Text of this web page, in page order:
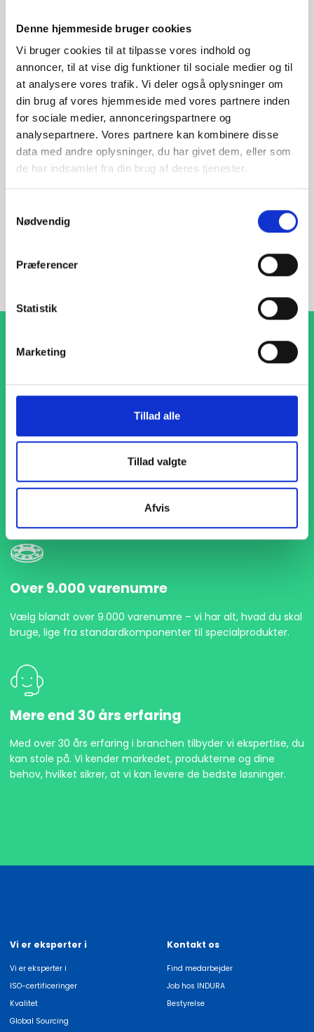
Denne hjemmeside bruger cookies
Vi bruger cookies til at tilpasse vores indhold og
annoncer, til at vise dig funktioner til sociale medier og til
at analysere vores trafik. Vi deler også oplysninger om
din brug af vores hjemmeside med vores partnere inden
for sociale medier, annonceringspartnere og
analysepartnere. Vores partnere kan kombinere disse
data med andre oplysninger, du har givet dem, eller som
de har indsamlet fra din brug af deres tjenester.
Nødvendig
Præferencer
Statistik
Marketing
Tillad alle
Tillad valgte
Afvis
Har du spørgsmål?
Vi står klar til at hjælpe med spørgsmål om produkter,
service eller andet. Kontakt os for professionel rådgivning
og sparring.
1-4 dages levering
Med hurtig levering på kun 1-4 dage sikrer vi, at dine
præcist og til tiden, så du kan holde dit produktionsflow
Over 9.000 varenumre
Vælg blandt over 9.000 varenumre – vi har alt, hvad du skal
bruge, lige fra standardkomponenter til specialprodukter.
Mere end 30 års erfaring
Med over 30 års erfaring i branchen tilbyder vi ekspertise, du
kan stole på. Vi kender markedet, produkterne og dine
behov, hvilket sikrer, at vi kan levere de bedste løsninger.
Vi er eksperter i
Vi er eksperter i
ISO-certificeringer
Kvalitet
Global Sourcing
Kontakt os
Find medarbejder
Job hos INDURA
Bestyrelse